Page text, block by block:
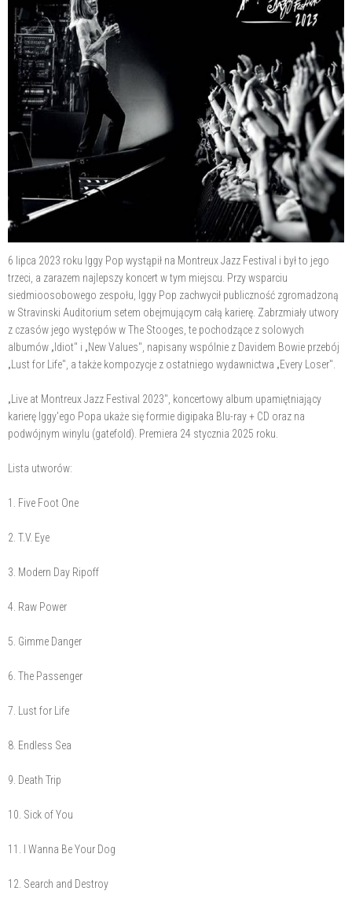
6 lipca 2023 roku Iggy Pop wystąpił na Montreux Jazz Festival i był to jego
trzeci, a zarazem najlepszy koncert w tym miejscu. Przy wsparciu
siedmioosobowego zespołu, Iggy Pop zachwycił publiczność zgromadzoną
w Stravinski Auditorium setem obejmującym całą karierę. Zabrzmiały utwory
z czasów jego występów w The Stooges, te pochodzące z solowych
albumów „Idiot" i „New Values", napisany wspólnie z Davidem Bowie przebój
„Lust for Life", a także kompozycje z ostatniego wydawnictwa „Every Loser".
„Live at Montreux Jazz Festival 2023", koncertowy album upamiętniający
karierę Iggy'ego Popa ukaże się formie digipaka Blu-ray + CD oraz na
podwójnym winylu (gatefold). Premiera 24 stycznia 2025 roku.
Lista utworów:
1. Five Foot One
2. T.V. Eye
3. Modern Day Ripoff
4. Raw Power
5. Gimme Danger
6. The Passenger
7. Lust for Life
8. Endless Sea
9. Death Trip
10. Sick of You
11. I Wanna Be Your Dog
12. Search and Destroy